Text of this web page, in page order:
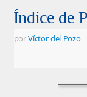
Índice de
porVíctor del Pozo |